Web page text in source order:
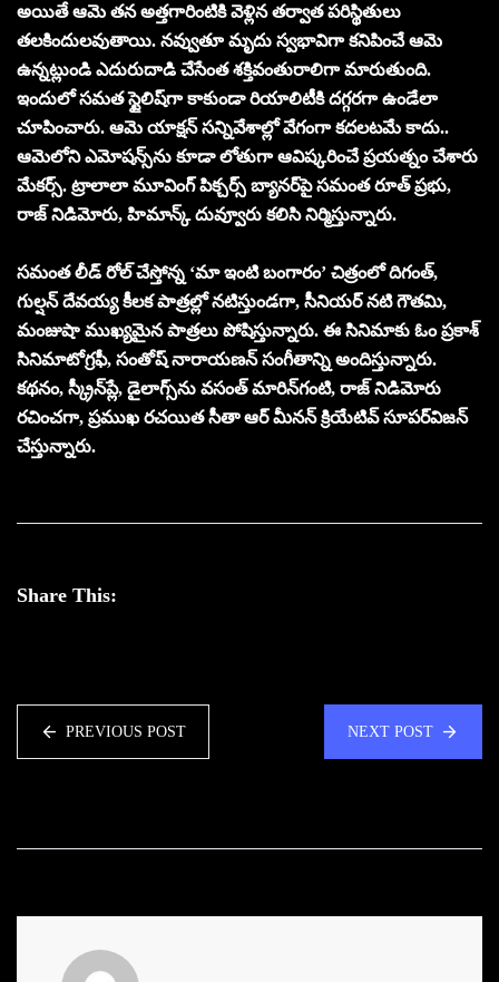
అయితే ఆమె త‌న అత్త‌గారింటికి వెళ్లిన త‌ర్వాత ప‌రిస్థితులు
త‌ల‌కిందుల‌వుతాయి. న‌వ్వుతూ మృదు స్వ‌భావిగా క‌నిపించే ఆమె
ఉన్న‌ట్లుండి ఎదురుదాడి చేసేంత శ‌క్తివంతురాలిగా మారుతుంది.
ఇందులో స‌మ‌త స్టైలిష్‌గా కాకుండా రియాలిటీకి ద‌గ్గ‌ర‌గా ఉండేలా
చూపించారు. ఆమె యాక్ష‌న్ స‌న్నివేశాల్లో వేగంగా క‌ద‌ల‌ట‌మే కాదు..
ఆమెలోని ఎమోష‌న్స్‌ను కూడా లోతుగా ఆవిష్క‌రించే ప్ర‌య‌త్నం చేశారు
మేక‌ర్స్‌. ట్రాలాలా మూవింగ్ పిక్చర్స్ బ్యానర్‌పై సమంత రూత్ ప్రభు,
రాజ్ నిడిమోరు, హిమాన్క్ దువ్వూరు కలిసి నిర్మిస్తున్నారు.
స‌మంత లీడ్ రోల్ చేస్తోన్న ‘మా ఇంటి బంగారం’ చిత్రంలో దిగంత్,
గుల్షన్ దేవయ్య కీలక పాత్రల్లో నటిస్తుండగా, సీనియర్ నటి గౌతమి,
మంజుషా ముఖ్యమైన పాత్రలు పోషిస్తున్నారు. ఈ సినిమాకు ఓం ప్రకాశ్
సినిమాటోగ్రఫీ, సంతోష్ నారాయణన్ సంగీతాన్ని అందిస్తున్నారు.
కథనం, స్క్రీన్‌ప్లే, డైలాగ్స్‌ను వసంత్ మారిన్‌గంటి, రాజ్ నిడిమోరు
రచించగా, ప్రముఖ రచయిత సీతా ఆర్ మీనన్ క్రియేటివ్ సూపర్‌విజన్
చేస్తున్నారు.
Share This:
PREVIOUS POST NEXT POST